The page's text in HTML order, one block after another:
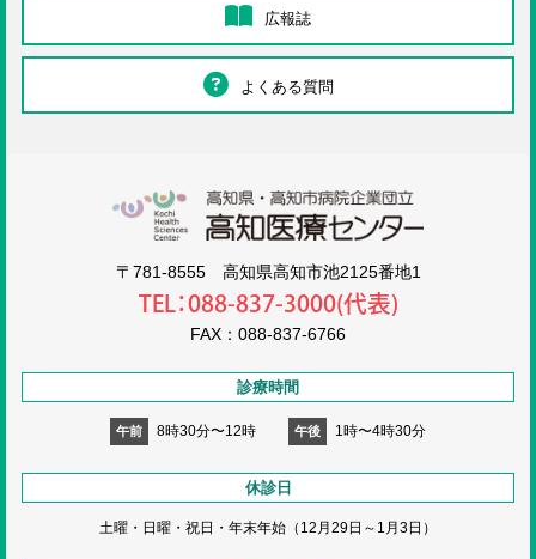
広報誌
よくある質問
〒781-8555 高知県高知市池2125番地1
TEL：088-837-3000(代表)
FAX：088-837-6766
診療時間
午前 8時30分〜12時 午後 1時〜4時30分
休診日
土曜・日曜・祝日・ 年末年始（12月29日～1月3日）